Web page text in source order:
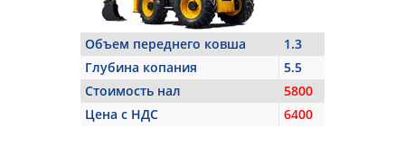
Объем переднего ковша
1.3
Глубина копания
5.5
Стоимость нал
5800
Цена с НДС
6400